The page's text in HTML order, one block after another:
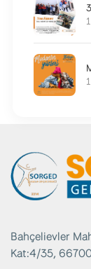
Bahçelievler
Kat:4/35,